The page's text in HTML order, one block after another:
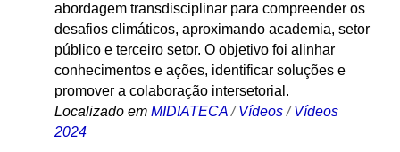
abordagem transdisciplinar para compreender os
desafios climáticos, aproximando academia, setor
público e terceiro setor. O objetivo foi alinhar
conhecimentos e ações, identificar soluções e
promover a colaboração intersetorial.
Localizado em MIDIATECA /Vídeos /Vídeos
2024